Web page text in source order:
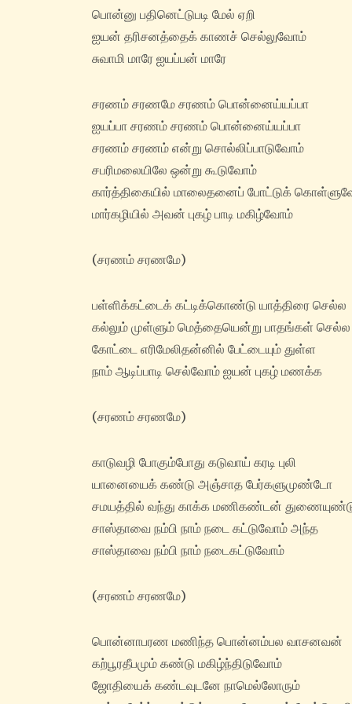
பொன்னு பதினெட்டுபடி மேல் ஏறி
ஐயன் தரிசனத்தைக் காணச் செல்லுவோம்
சுவாமி மாரே ஐயப்பன் மாரே
சரணம் சரணமே சரணம் பொன்னைய்யப்பா
ஐயப்பா சரணம் சரணம் பொன்னைய்யப்பா
சரணம் சரணம் என்று சொல்லிப்பாடுவோம்
சபரிமலையிலே ஒன்று கூடுவோம்
கார்த்திகையில் மாலைதனைப் போட்டுக்
மார்கழியில் அவன் புகழ் பாடி மகிழ்வோம்
(சரணம் சரணமே)
பள்ளிக்கட்டைக் கட்டிக்கொண்டு யாத்திரை செல்ல‌
கல்லும் முள்ளும் மெத்தையென்று பாதங்கள் செல்ல‌
கோட்டை எரிமேலிதன்னில் பேட்டையும் துள்ள‌
நாம் ஆடிப்பாடி செல்வோம் ஐயன் புகழ் மணக்க‌
(சரணம் சரணமே)
காடுவழி போகும்போது கடுவாய் கரடி புலி
யானையைக் கண்டு அஞ்சாத‌ பேர்களுமுண்டோ
சமயத்தில் வந்து காக்க‌ மணிகண்டன்
சாஸ்தாவை நம்பி நாம் நடை கட்டுவோம் அந்த‌
சாஸ்தாவை நம்பி நாம் நடைகட்டுவோம்
(சரணம் சரணமே)
பொன்னாபரண‌ மணிந்த‌ பொன்னம்பல‌ வாசனவன்
கற்பூரதீபமும் கண்டு மகிழ்ந்திடுவோம்
ஜோதியைக் கண்டவுடனே நாமெல்லோரும்